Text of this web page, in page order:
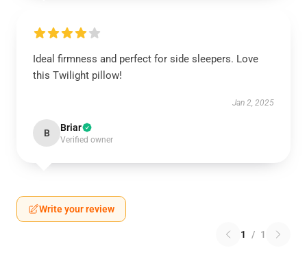
Ideal firmness and perfect for side sleepers. Love
this Twilight pillow!
Jan 2, 2025
B Briar
Verified owner
Write your review
1 / 1